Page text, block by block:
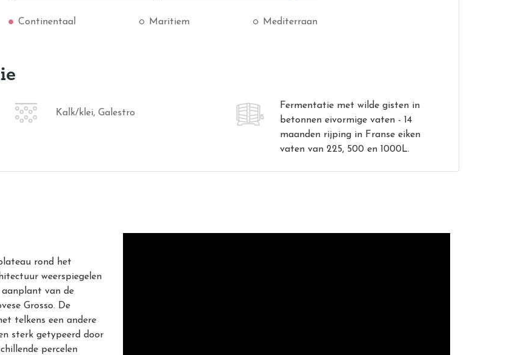
Continentaal Maritiem Mediterraan
Kalk/klei, Galestro
Fermentatie met wilde gisten in
betonnen eivormige vaten - 14
maanden rijping in Franse eiken
vaten van 225, 500 en 1000L.
rond het
weerspiegelen
aanplant van de
Grosso. De
telkens een andere
sterk getypeerd door
percelen